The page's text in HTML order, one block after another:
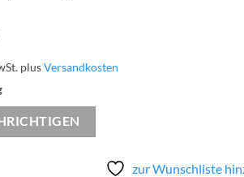
plusVersandkosten
zur Wunschliste